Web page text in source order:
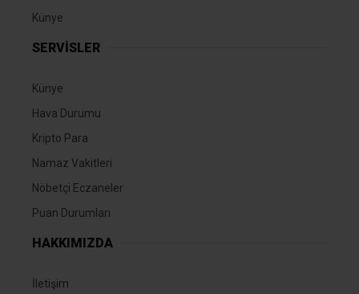
Künye
SERVİSLER
Künye
Hava Durumu
Kripto Para
Namaz Vakitleri
Nöbetçi Eczaneler
Puan Durumları
HAKKIMIZDA
İletişim